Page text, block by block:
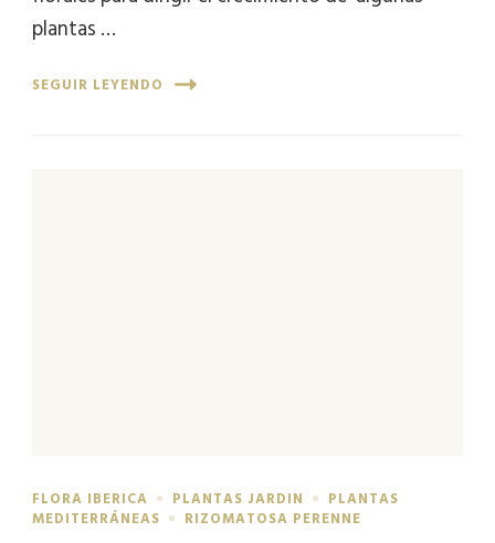
plantas …
SEGUIR LEYENDO
FLORA IBERICA PLANTAS JARDIN
PLANTAS
MEDITERRÁNEAS
RIZOMATOSA PERENNE